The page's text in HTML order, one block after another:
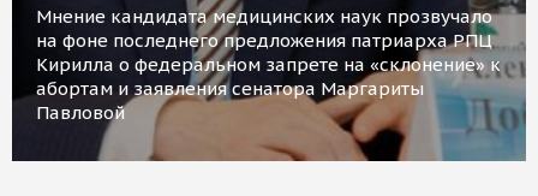
Мнение кандидата медицинских наук прозвучало
на фоне последнего предложения патриарха РПЦ
Кирилла о федеральном запрете на «склонение» к
абортам и заявления сенатора Маргариты
Павловой